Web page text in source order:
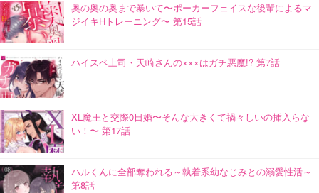
奥の奥の奥まで暴いて〜ポーカーフェイスな後輩によるマ
ジイキHトレーニング〜 第15話
ハイスペ上司・天崎さんの×××はガチ悪魔!? 第7話
XL魔王と交際0日婚〜そんな大きくて禍々しいの挿入らな
い！〜 第17話
ハルくんに全部奪われる～執着系幼なじみとの溺愛性活～
第8話